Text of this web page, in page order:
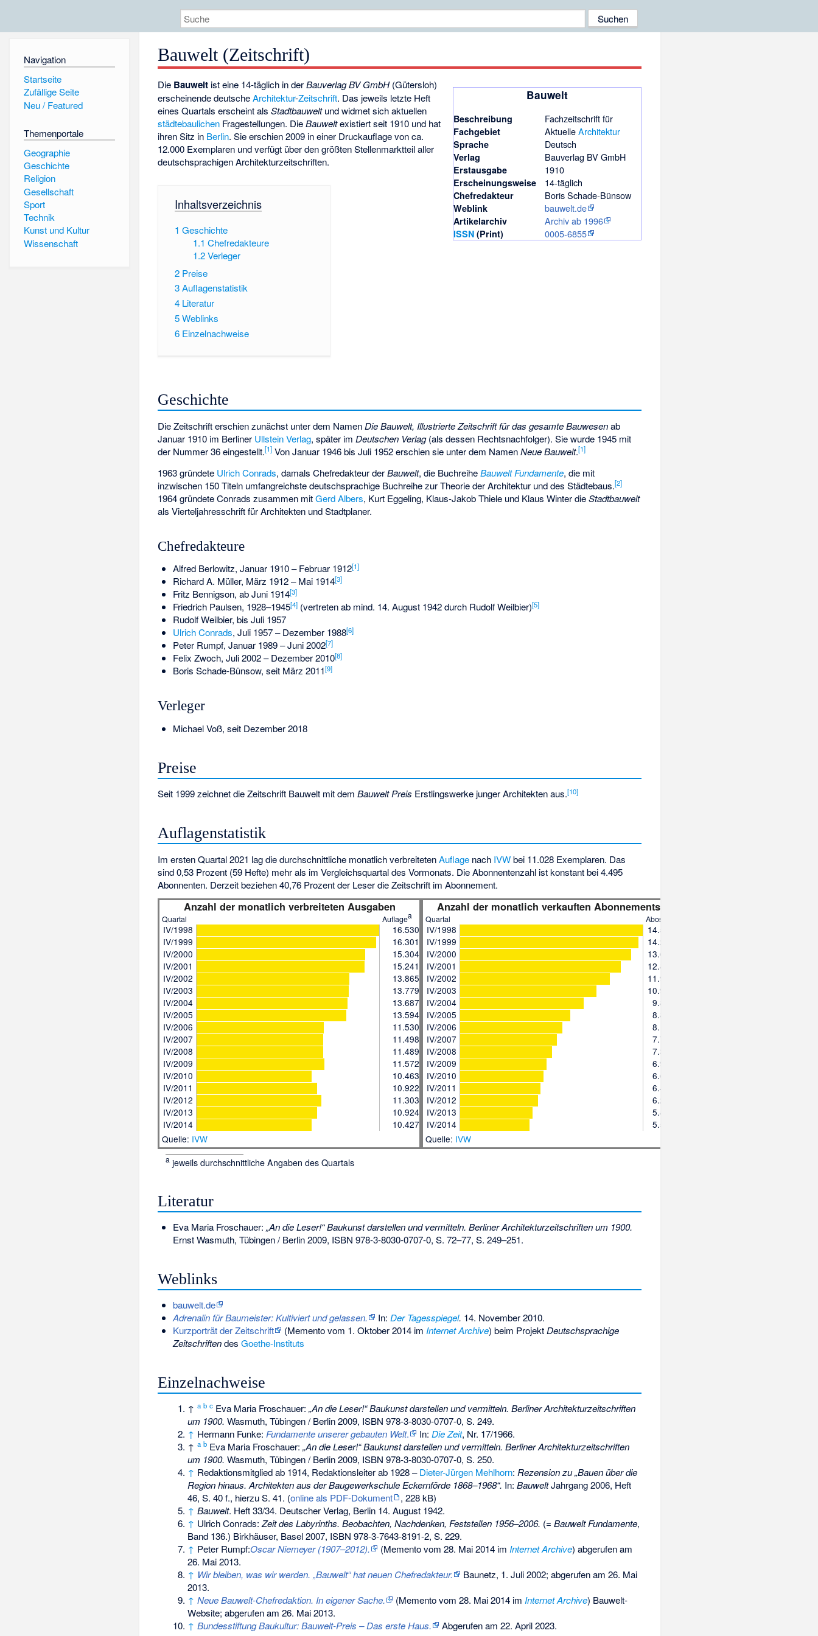
Navigation
Startseite
Zufällige Seite
Neu / Featured
Themenportale
Geographie
Geschichte
Religion
Gesellschaft
Sport
Technik
Kunst und Kultur
Wissenschaft
Bauwelt (Zeitschrift)
Bauwelt
Beschreibung Fachzeitschrift für
Fachgebiet AktuelleArchitektur
Sprache Deutsch
Verlag Bauverlag BV GmbH
Erstausgabe 1910
Erscheinungsweise 14-täglich
Chefredakteur Boris Schade-Bünsow
Weblink bauwelt.de
Artikelarchiv Archiv ab 1996
ISSN (Print) 0005-6855
Die Bauwelt ist eine 14-täglich in derBauverlag BV GmbH(Gütersloh)
erscheinende deutscheArchitektur-Zeitschrift. Das jeweils letzte Heft
eines Quartals erscheint alsStadtbauweltund widmet sich aktuellen
städtebaulichen Fragestellungen. DieBauweltexistiert seit 1910 und hat
ihren Sitz in Berlin. Sie erschien 2009 in einer Druckauflage von ca.
12.000 Exemplaren und verfügt über den größten Stellenmarktteil aller
deutschsprachigen Architekturzeitschriften.
Inhaltsverzeichnis
1 Geschichte
1.1 Chefredakteure
1.2 Verleger
2 Preise
3Auflagenstatistik
4 Literatur
5Weblinks
6 Einzelnachweise
Geschichte
Die Zeitschrift erschien zunächst unter dem NamenDie Bauwelt, Illustrierte Zeitschrift für das gesamte Bauwesenab
Januar 1910 im Berliner Ullstein Verlag, später imDeutschen Verlag(als dessen Rechtsnachfolger). Sie wurde 1945 mit
der Nummer 36 eingestellt.[1] Von Januar 1946 bis Juli 1952 erschien sie unter dem NamenNeue Bauwelt.[1]
1963 gründete Ulrich Conrads, damals Chefredakteur derBauwelt, die BuchreiheBauwelt Fundamente, die mit
inzwischen 150 Titeln umfangreichste deutschsprachige Buchreihe zur Theorie der Architektur und des Städtebaus.[2]
1964 gründete Conrads zusammen mitGerd Albers, Kurt Eggeling, Klaus-Jakob Thiele und Klaus Winter dieStadtbauwelt
als Vierteljahresschrift für Architekten und Stadtplaner.
Chefredakteure
Alfred Berlowitz, Januar 1910 – Februar 1912[1]
Richard A. Müller, März 1912 – Mai 1914[3]
Fritz Bennigson, ab Juni 1914[3]
Friedrich Paulsen, 1928–1945[4](vertreten ab mind. 14. August 1942 durch Rudolf Weilbier)[5]
Rudolf Weilbier, bis Juli 1957
Ulrich Conrads, Juli 1957 – Dezember 1988[6]
Peter Rumpf, Januar 1989 – Juni 2002[7]
Felix Zwoch, Juli 2002 – Dezember 2010[8]
Boris Schade-Bünsow, seit März 2011[9]
Verleger
Michael Voß, seit Dezember 2018
Preise
Seit 1999 zeichnet die Zeitschrift Bauwelt mit demBauwelt Preis Erstlingswerke junger Architekten aus.[10]
Auflagenstatistik
Im ersten Quartal 2021 lag die durchschnittliche monatlich verbreitetenAuflage nach IVWbei 11.028 Exemplaren. Das
sind 0,53 Prozent (59 Hefte) mehr als im Vergleichsquartal des Vormonats. Die Abonnentenzahl ist konstant bei 4.495
Abonnenten. Derzeit beziehen 40,76 Prozent der Leser die Zeitschrift im Abonnement.
Anzahl der monatlich verbreiteten Ausgaben
Quartal Auflagea
IV/1998
16.530
IV/1999
16.301
IV/2000
15.304
IV/2001
15.241
IV/2002
13.865
IV/2003
13.779
IV/2004
13.687
IV/2005
13.594
IV/2006
11.530
IV/2007
11.498
IV/2008
11.489
IV/2009
11.572
IV/2010
10.463
IV/2011
10.922
IV/2012
11.303
IV/2013
10.924
IV/2014
10.427
Quelle: IVW
Anzahl der monatlich verkauften Abonnements
Quartal Abos
IV/1998
14.577
IV/1999
14.269
IV/2000
13.655
IV/2001
12.864
IV/2002
11.998
IV/2003
10.912
IV/2004
9.881
IV/2005
8.808
IV/2006
8.167
IV/2007
7.743
IV/2008
7.383
IV/2009
6.943
IV/2010
6.670
IV/2011
6.431
IV/2012
6.229
IV/2013
5.807
IV/2014
5.582
Quelle: IVW
a jeweils durchschnittliche Angaben des Quartals
Literatur
Eva Maria Froschauer: „An die Leser!“ Baukunst darstellen und vermitteln. Berliner Architekturzeitschriften um 1900.
Ernst Wasmuth, Tübingen / Berlin 2009, ISBN 978-3-8030-0707-0, S. 72–77, S. 249–251.
Weblinks
bauwelt.de
Adrenalin für Baumeister: Kultiviert und gelassen.
In: Der Tagesspiegel. 14. November 2010.
Kurzporträt der Zeitschrift
(Mementovom 1. Oktober 2014 im Internet Archive) beim ProjektDeutschsprachige
Zeitschriftendes Goethe-Instituts
Einzelnachweise
↑ a b c Eva Maria Froschauer: „An die Leser!“ Baukunst darstellen und vermitteln. Berliner Architekturzeitschriften
um 1900. Wasmuth, Tübingen / Berlin 2009, ISBN 978-3-8030-0707-0, S. 249.
↑ Hermann Funke: Fundamente unserer gebauten Welt. In: Die Zeit, Nr. 17/1966.
↑ a b Eva Maria Froschauer: „An die Leser!“ Baukunst darstellen und vermitteln. Berliner Architekturzeitschriften
um 1900. Wasmuth, Tübingen / Berlin 2009, ISBN 978-3-8030-0707-0, S. 250.
↑ Redaktionsmitglied ab 1914, Redaktionsleiter ab 1928 –Dieter-Jürgen Mehlhorn: Rezension zu „Bauen über die
Region hinaus. Architekten aus der Baugewerkschule Eckernförde 1868–1968“. In: BauweltJahrgang 2006, Heft
46, S. 40 f., hierzu S. 41. (online als PDF-Dokument
, 228 kB)
↑ Bauwelt. Heft 33/34. Deutscher Verlag, Berlin 14. August 1942.
↑ Ulrich Conrads: Zeit des Labyrinths. Beobachten, Nachdenken, Feststellen 1956–2006. (= Bauwelt Fundamente,
Band 136.) Birkhäuser, Basel 2007, ISBN 978-3-7643-8191-2, S. 229.
↑ Peter Rumpf:Oscar Niemeyer (1907–2012). (Mementovom 28. Mai 2014 im Internet Archive) abgerufen am
26. Mai 2013.
↑ Wir bleiben, was wir werden. „Bauwelt“ hat neuen Chefredakteur.
Baunetz, 1. Juli 2002; abgerufen am 26. Mai
2013.
↑ Neue Bauwelt-Chefredaktion. In eigener Sache. (Mementovom 28. Mai 2014 im Internet Archive) Bauwelt-
Website; abgerufen am 26. Mai 2013.
↑ Bundesstiftung Baukultur: Bauwelt-Preis – Das erste Haus. Abgerufen am 22. April 2023.